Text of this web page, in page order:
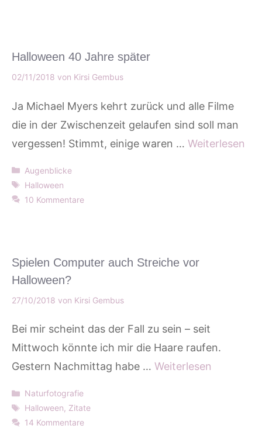
Halloween 40 Jahre später
02/11/2018 von Kirsi Gembus
Ja Michael Myers kehrt zurück und alle Filme
die in der Zwischenzeit gelaufen sind soll man
vergessen! Stimmt, einige waren … Weiterlesen
Kategorien
Augenblicke
Schlagwörter
Halloween
10 Kommentare
Spielen Computer auch Streiche vor
Halloween?
27/10/2018 von Kirsi Gembus
Bei mir scheint das der Fall zu sein – seit
Mittwoch könnte ich mir die Haare raufen.
Gestern Nachmittag habe … Weiterlesen
Kategorien
Naturfotografie
Schlagwörter
Halloween, Zitate
14 Kommentare